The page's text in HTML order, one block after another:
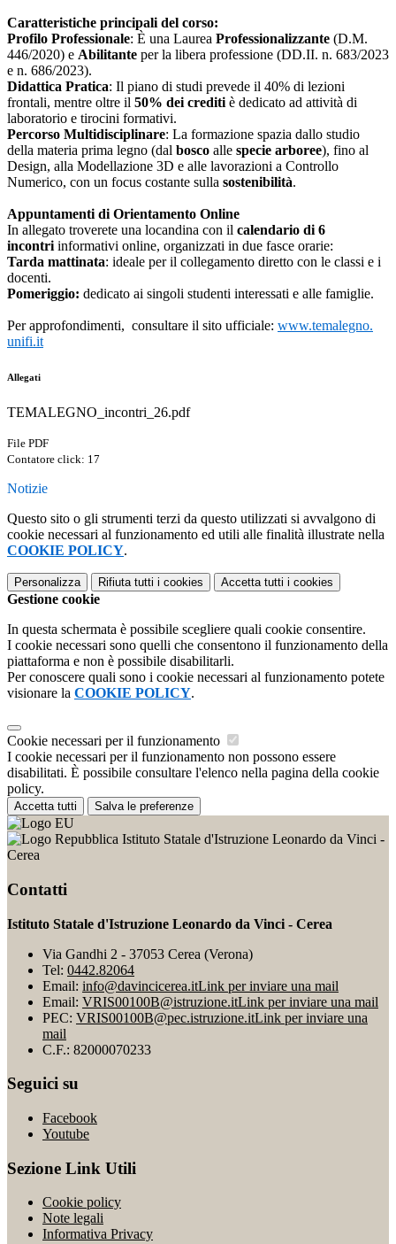
Caratteristiche principali del corso:
Profilo Professionale: È una Laurea Professionalizzante (D.M.
446/2020) e Abilitante per la libera professione (DD.II. n. 683/2023
e n. 686/2023).
Didattica Pratica: Il piano di studi prevede il 40% di lezioni
frontali, mentre oltre il 50% dei crediti è dedicato ad attività di
laboratorio e tirocini formativi.
Percorso Multidisciplinare: La formazione spazia dallo studio
della materia prima legno (dal bosco alle specie arboree), fino al
Design, alla Modellazione 3D e alle lavorazioni a Controllo
Numerico, con un focus costante sulla sostenibilità.
Appuntamenti di Orientamento Online
In allegato troverete una locandina con il calendario di 6
incontri informativi online, organizzati in due fasce orarie:
Tarda mattinata: ideale per il collegamento diretto con le classi e i
docenti.
Pomeriggio: dedicato ai singoli studenti interessati e alle famiglie.
Per approfondimenti, consultare il sito ufficiale: www.temalegno.
unifi.it
Allegati
TEMALEGNO_incontri_26.pdf
File PDF
Contatore click: 17
Notizie
Questo sito o gli strumenti terzi da questo utilizzati si avvalgono di
cookie necessari al funzionamento ed utili alle finalità illustrate nella
COOKIE POLICY.
Personalizza Rifiuta tutti i cookies Accetta tutti i cookies
Gestione cookie
In questa schermata è possibile scegliere quali cookie consentire.
I cookie necessari sono quelli che consentono il funzionamento della
piattaforma e non è possibile disabilitarli.
Per conoscere quali sono i cookie necessari al funzionamento potete
visionare la COOKIE POLICY.
Cookie necessari per il funzionamento
I cookie necessari per il funzionamento non possono essere
disabilitati. È possibile consultare l'elenco nella pagina della cookie
policy.
Accetta tutti Salva le preferenze
Istituto Statale d'Istruzione Leonardo da Vinci -
Cerea
Contatti
Istituto Statale d'Istruzione Leonardo da Vinci - Cerea
Via Gandhi 2 - 37053 Cerea (Verona)
Tel: 0442.82064
Email: info@davincicerea.itLink per inviare una mail
Email: VRIS00100B@istruzione.itLink per inviare una mail
PEC: VRIS00100B@pec.istruzione.itLink per inviare una
mail
C.F.: 82000070233
Seguici su
Facebook
Youtube
Sezione Link Utili
Cookie policy
Note legali
Informativa Privacy